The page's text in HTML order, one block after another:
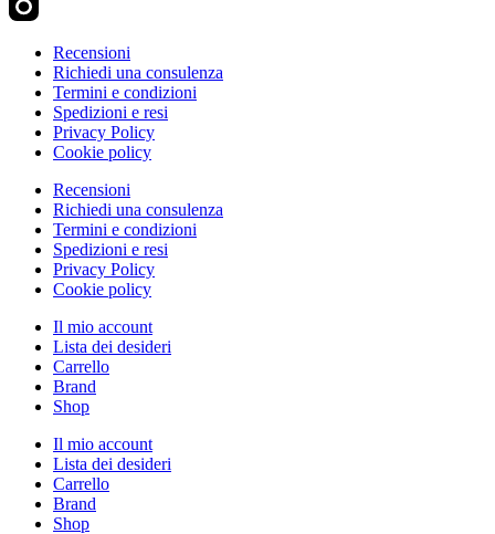
Recensioni
Richiedi una consulenza
Termini e condizioni
Spedizioni e resi
Privacy Policy
Cookie policy
Recensioni
Richiedi una consulenza
Termini e condizioni
Spedizioni e resi
Privacy Policy
Cookie policy
Il mio account
Lista dei desideri
Carrello
Brand
Shop
Il mio account
Lista dei desideri
Carrello
Brand
Shop